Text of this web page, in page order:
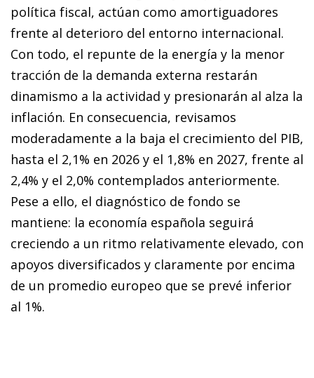
política fiscal, actúan como amortiguadores
frente al deterioro del entorno internacional.
Con todo, el repunte de la energía y la menor
tracción de la demanda externa restarán
dinamismo a la actividad y presionarán al alza la
inflación. En consecuencia, revisamos
moderadamente a la baja el crecimiento del PIB,
hasta el 2,1% en 2026 y el 1,8% en 2027, frente al
2,4% y el 2,0% contemplados anteriormente.
Pese a ello, el diagnóstico de fondo se
mantiene: la economía española seguirá
creciendo a un ritmo relativamente elevado, con
apoyos diversificados y claramente por encima
de un promedio europeo que se prevé inferior
al 1%.